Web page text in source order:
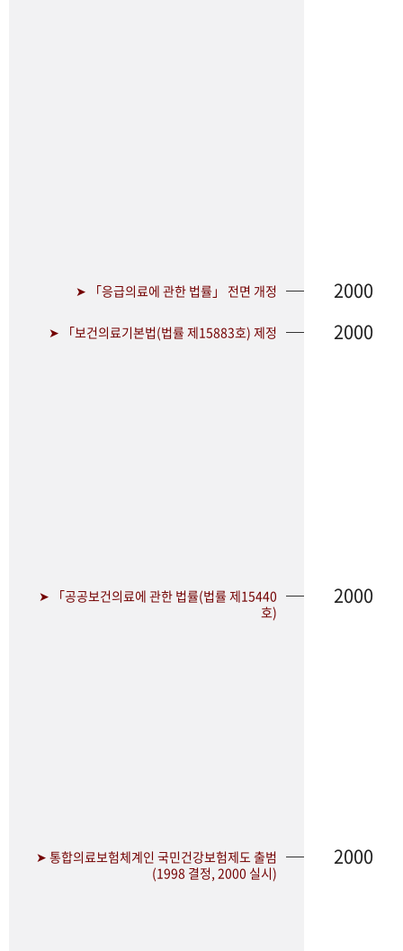
➤ 「응급의료에 관한 법률」 전면 개정 2000
➤ 「보건의료기본법(법률 제15883호) 제정 2000
➤ 「공공보건의료에 관한 법률(법률 제15440
호)
2000
➤ 통합의료보험체계인 국민건강보험제도 출범
(1998 결정, 2000 실시)
2000